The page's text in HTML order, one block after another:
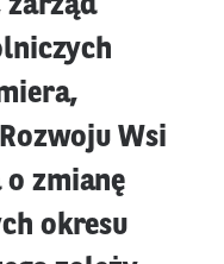
zarząd
Wsi
zmianę
okresu